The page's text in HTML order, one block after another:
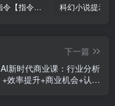
仿写文章指令【指令+教程】
下一篇
AI新时代商业课：行业分析
+效率提升+商业机会+认知